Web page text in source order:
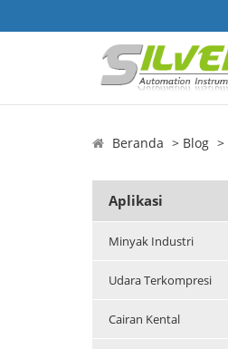
Beranda Blog
Aplikasi
Minyak Industri
Udara Terkompresi
Cairan Kental